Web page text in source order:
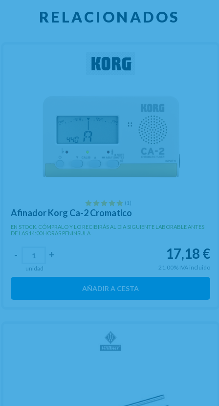
RELACIONADOS
(1)
Afinador Korg Ca-2 Cromatico
EN STOCK. CÓMPRALO Y LO RECIBIRÁS AL DIA SIGUIENTE LABORABLE ANTES
DE LAS 14:00 HORAS PENINSULA
17,18 €
21.00% IVA incluido
- +
unidad
AÑADIR A CESTA